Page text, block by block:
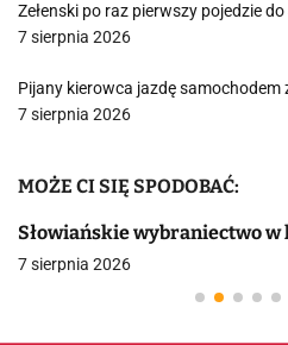
Zełenski po raz pierwszy pojedzie
7 sierpnia 2026
Pijany kierowca jazdę samochodem
7 sierpnia 2026
MOŻE CI SIĘ SPODOBAĆ:
Słowiańskie wybraniectwo
7 sierpnia 2026